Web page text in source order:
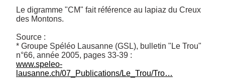
Le digramme "CM" fait référence au lapiaz du Creux
des Montons.
Source :
* Groupe Spéléo Lausanne (GSL), bulletin "Le Trou"
www.speleo-
lausanne.ch/07_Publications/Le_Trou/Tro…